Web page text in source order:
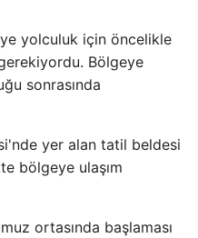
yolculuk için öncelikle
Bölgeye
sonrasında
yer alan tatil beldesi
bölgeye ulaşım
ortasında başlaması